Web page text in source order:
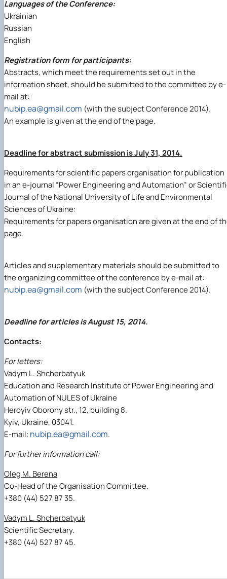
Languages of the Conference:
Ukrainian
Russian
English
Registration form for participants:
Abstracts, which meet the requirements set out in the
information sheet, should be submitted to the committee by e-
mail at:
nubip.ea@gmail.com (with the subject Conference 2014).
An example is given at the end of the page.
Deadline for abstract submission is July 31, 2014.
Requirements for scientific papers organisation for publication
in an e-journal “Power Engineering and Automation” or
Journal of the National University of Life and Environmental
Sciences of Ukraine:
Requirements for papers organisation are given at the end of
page.
Articles and supplementary materials should be submitted to
the organizing committee of the conference by e-mail at:
nubip.ea@gmail.com (with the subject Conference 2014).
Deadline for articles is August 15, 2014.
Contacts:
For letters:
Vadym L. Shcherbatyuk
Education and Research Institute of Power Engineering and
Automation of NULES of Ukraine
Heroyiv Oborony str., 12, building 8.
Kyiv, Ukraine, 03041.
E-mail: nubip.ea@gmail.com.
For further information call:
Oleg M. Berena
Co-Head of the Organisation Committee.
+380 (44) 527 87 35.
Vadym L. Shcherbatyuk
Scientific Secretary.
+380 (44) 527 87 45.